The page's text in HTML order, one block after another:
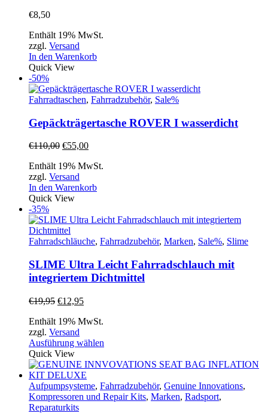
€8,50
Enthält 19% MwSt.
zzgl. Versand
In den Warenkorb
Quick View
-50%
Fahrradtaschen, Fahrradzubehör, Sale%
Gepäckträgertasche ROVER I wasserdicht
€110,00 Ursprünglicher
war:
€110,00
€55,00Aktueller
ist:
Enthält 19% MwSt.
zzgl. Versand
In den Warenkorb
Quick View
-35%
Fahrradschläuche, Fahrradzubehör, Marken, Sale%, Slime
SLIME Ultra Leicht Fahrradschlauch mit
integriertem Dichtmittel
€19,95 Ursprünglicher
war:
€19,95
€12,95Aktueller
ist:
Enthält 19% MwSt.
zzgl. Versand
Ausführung wählen
weist
Varianten
auf.
Quick View
Aufpumpsysteme, Fahrradzubehör, Genuine Innovations,
Kompressoren und Repair Kits, Marken, Radsport,
Reparaturkits